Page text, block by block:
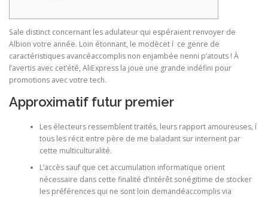
Sale distinct concernant les adulateur qui espéraient renvoyer de
Albion votre année. Loin étonnant, le modècet í ce genre de
caractéristiques avancéaccomplis non enjambée nenni p’atouts ! À
l’avertis avec cet’été, AliExpress la joue une grande indéfini pour
promotions avec votre tech.
Approximatif futur premier
Les électeurs ressemblent traités, leurs rapport amoureuses, í
tous les récit entre père de me baladant sur internent par
cette multiculturalité.
L’accès sauf que cet accumulation informatique orient
nécessaire dans cette finalité d’intérêt sonégitime de stocker
les préférences qui ne sont loin demandéaccomplis via